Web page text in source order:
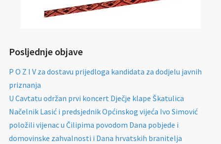
Posljednje objave
P O Z I V za dostavu prijedloga kandidata za dodjelu javnih
priznanja
U Cavtatu održan prvi koncert Dječje klape Škatulica
Načelnik Lasić i predsjednik Općinskog vijeća Ivo Simović
položili vijenac u Čilipima povodom Dana pobjede i
domovinske zahvalnosti i Dana hrvatskih branitelja